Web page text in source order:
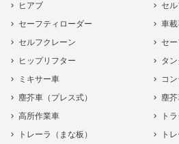
ヒアブ
セ
セーフティローダー
車
セルフクレーン
セ
ヒップリフター
タ
ミキサー車
コ
塵芥車（プレス式）
塵芥
高所作業車
ト
トレーラ（まな板）
ト